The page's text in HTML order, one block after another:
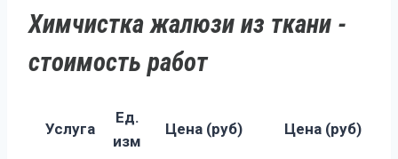
Химчистка жалюзи из ткани -
стоимость работ
Услуга
Ед.
изм
Цена (руб) Цена (руб)